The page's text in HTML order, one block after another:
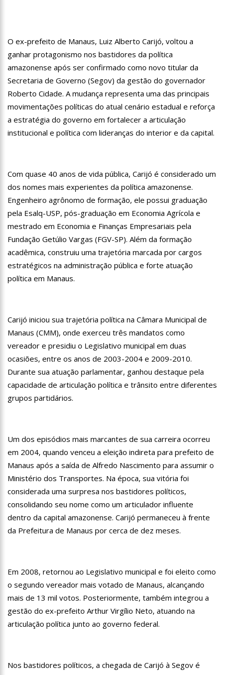
Ipanema’ em inglês
10:27 Prefeitura de Manaus lança ‘Pense Antes’ sobre prevenção e
combate às drogas nas escolas municipais
Um ano após morte de Dom e Bruno, indígenas pedem
investigação ampla
12:37 Carro invade contramão e atinge duas pessoas em
lanchonete na zona Norte
12:32 Homem leva garota de programa para hotel, é assaltado e
tem prejuízo de R$ 15 mil
de semana em casa
12:21 Elymar Santos movimenta casa de praia Zezinho Corrêa com
os melhores sucessos da música romântica
12:18
Patrícia Abravanel fica aos prantos durante homenagem a
Silvio Santos
12:06
“Me sentia diminuído por ser conhecido como o gay do JN”,
diz Matheus Ribeiro
12:34 Negociação de paz fracassa no Sudão e rivais voltam a se
enfrentar
12:24 Prefeitura de Manaus divulga resultado preliminar do
12:15 Produtor de Lana Del Rey será investigado por crime de
xenofobia após xingar Brasil
12:09 Noivado de Luan Santana terminou após cantor se
reaproximar da ex, Jade Magalhães
12:01
Última Chamada: Convocação da lista de espera do Fies
encerra nesta sexta
11:53 Prefeitura de Manaus abre inscrições gratuitas para
treinamento sobre marketing digital
13:11
Sine Manaus oferta 284 vagas de emprego nesta quinta-
feira, 1º/6
13:06 Anna Carolina Jatobá pode ir para o regime aberto; veja
outros casos
13:01 VÍDEO: Influenciadoras são investigadas por crime de
racismo contra crianças
12:51 Modelo e jornalista falece após complicações durante
12:31
Suspeito de matar menina de 2 anos no AM é preso
12:06
Petrobras reduz preços de querosene de aviação
11:57 Mais Médicos tem cerca de 34 mil profissionais inscritos
16:22
Jovens matam mulher para vender os seus olhos por cerca
de 450 reais
16:13
Macabro: tia confessa ter esp4ncado sobrinha de 2 anos até
a m0rte no Amazonas; veja vídeo
O ex-prefeito de Manaus, Luiz Alberto Carijó, voltou a
ganhar protagonismo nos bastidores da política
amazonense após ser confirmado como novo titular da
Secretaria de Governo (Segov) da gestão do governador
Roberto Cidade. A mudança representa uma das principais
movimentações políticas do atual cenário estadual e reforça
a estratégia do governo em fortalecer a articulação
institucional e política com lideranças do interior e da capital.
Com quase 40 anos de vida pública, Carijó é considerado um
dos nomes mais experientes da política amazonense.
Engenheiro agrônomo de formação, ele possui graduação
pela Esalq-USP, pós-graduação em Economia Agrícola e
mestrado em Economia e Finanças Empresariais pela
Fundação Getúlio Vargas (FGV-SP). Além da formação
acadêmica, construiu uma trajetória marcada por cargos
estratégicos na administração pública e forte atuação
política em Manaus.
Carijó iniciou sua trajetória política na Câmara Municipal de
Manaus (CMM), onde exerceu três mandatos como
vereador e presidiu o Legislativo municipal em duas
ocasiões, entre os anos de 2003-2004 e 2009-2010.
Durante sua atuação parlamentar, ganhou destaque pela
capacidade de articulação política e trânsito entre diferentes
grupos partidários.
Um dos episódios mais marcantes de sua carreira ocorreu
em 2004, quando venceu a eleição indireta para prefeito de
Manaus após a saída de Alfredo Nascimento para assumir o
Ministério dos Transportes. Na época, sua vitória foi
considerada uma surpresa nos bastidores políticos,
consolidando seu nome como um articulador influente
dentro da capital amazonense. Carijó permaneceu à frente
da Prefeitura de Manaus por cerca de dez meses.
Em 2008, retornou ao Legislativo municipal e foi eleito como
o segundo vereador mais votado de Manaus, alcançando
mais de 13 mil votos. Posteriormente, também integrou a
gestão do ex-prefeito Arthur Virgílio Neto, atuando na
articulação política junto ao governo federal.
Nos bastidores políticos, a chegada de Carijó à Segov é